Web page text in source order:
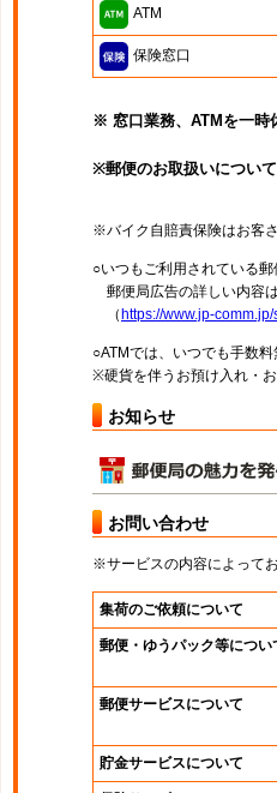
ATM
保険窓口
※ 窓口業務、ATMを一時
※郵便のお取扱いについ
※バイク自賠責保険はお客
○いつもご利用されている
郵便局広告の詳しい内容
（ https://www.jp-
○ATMでは、いつでも手数
※硬貨を伴うお預け入れ・
お知らせ
お問い合わせ
※サービスの内容によって
集荷のご依頼について
郵便・ゆうパック等につい
郵便サービスについて
貯金サービスについて